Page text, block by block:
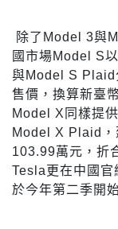
除了Model 3與
國市場Model S
與Model S Plaid
售價，換算新臺
Model X同樣提
Model X Plaid，
103.99萬元，折
Tesla更在中國
於今年第二季開